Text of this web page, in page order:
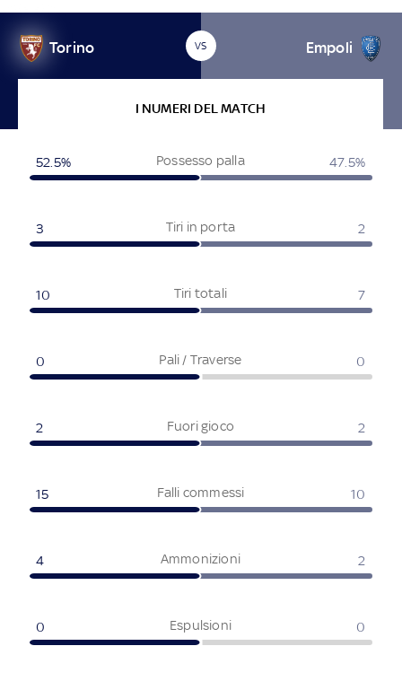
Torino VS Empoli
I NUMERI DEL MATCH
Possesso palla
52.5% 47.5%
Tiri in porta
3 2
Tiri totali
10 7
Pali / Traverse
0 0
Fuori gioco
2 2
Falli commessi
15 10
Ammonizioni
4 2
Espulsioni
0 0